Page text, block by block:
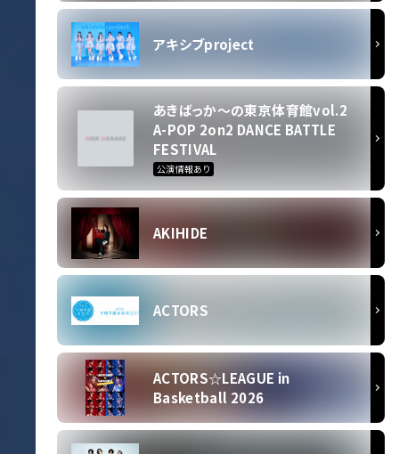
アキシブproject
あきばっか〜の東京体育館vol.2
A-POP 2on2 DANCE BATTLE
FESTIVAL
公演情報あり
AKIHIDE
ACTORS
ACTORS☆LEAGUE in
Basketball 2026